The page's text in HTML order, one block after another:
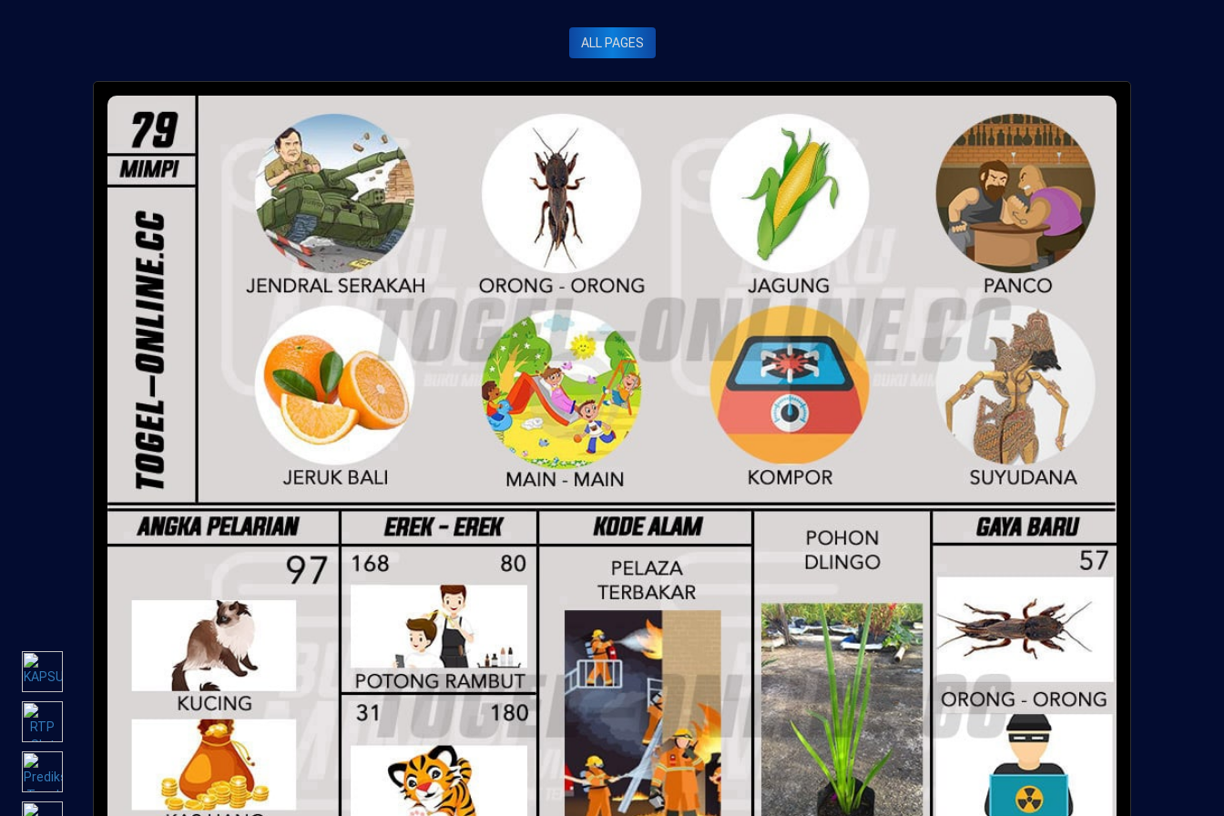
ALL PAGES